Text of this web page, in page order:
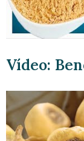
Vídeo: